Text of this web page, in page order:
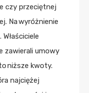
czy przeciętnej
Na wyróżnienie
zawierali umowy
niższe kwoty.
najciężej